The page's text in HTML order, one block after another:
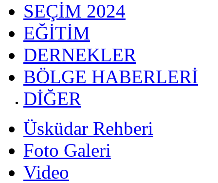
SEÇİM 2024
EĞİTİM
DERNEKLER
BÖLGE HABERLERİ
DİĞER
Üsküdar Rehberi
Foto Galeri
Video